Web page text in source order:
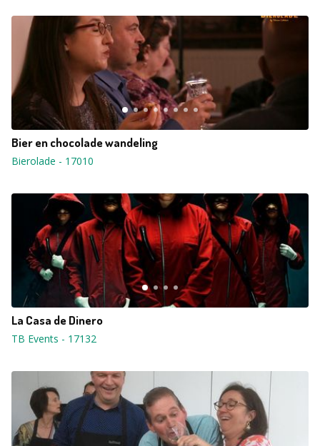
Bier en chocolade wandeling
Bierolade - 17010
La Casa de Dinero
TB Events - 17132